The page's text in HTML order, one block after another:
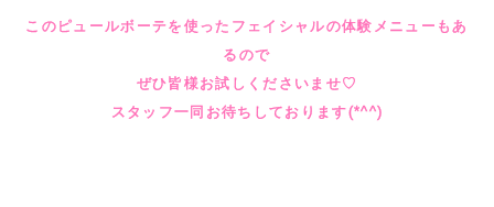
このピュールボーテを使ったフェイシャルの体験メニューもあ
るので
ぜひ皆様お試しくださいませ♡
スタッフ一同お待ちしております(*^^)